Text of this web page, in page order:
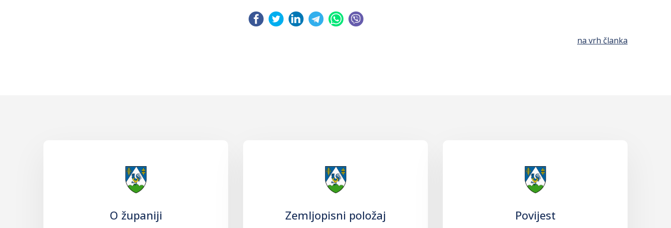
na vrh članka
O županiji Zemljopisni položaj Povijest